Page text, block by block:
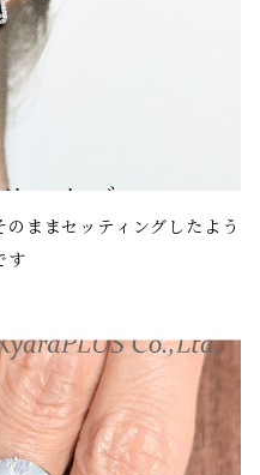
のままセッティングしたよう
す